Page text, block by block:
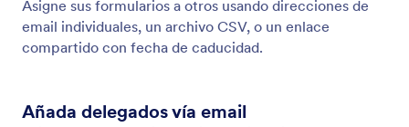
Elimine los emails de ida y vuelta y las largas esperas
asignando formularios a los miembros del equipo,
que podrán recopilar y gestionar los envíos de